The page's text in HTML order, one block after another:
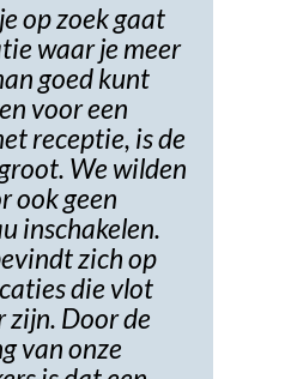
op zoek gaat
waar je meer
goed kunt
voor een
receptie, is de
We wilden
ook geen
inschakelen.
zich op
die vlot
zijn. Door de
van onze